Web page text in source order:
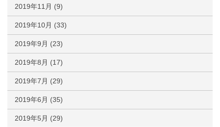
2019年11月 (9)
2019年10月 (33)
2019年9月 (23)
2019年8月 (17)
2019年7月 (29)
2019年6月 (35)
2019年5月 (29)